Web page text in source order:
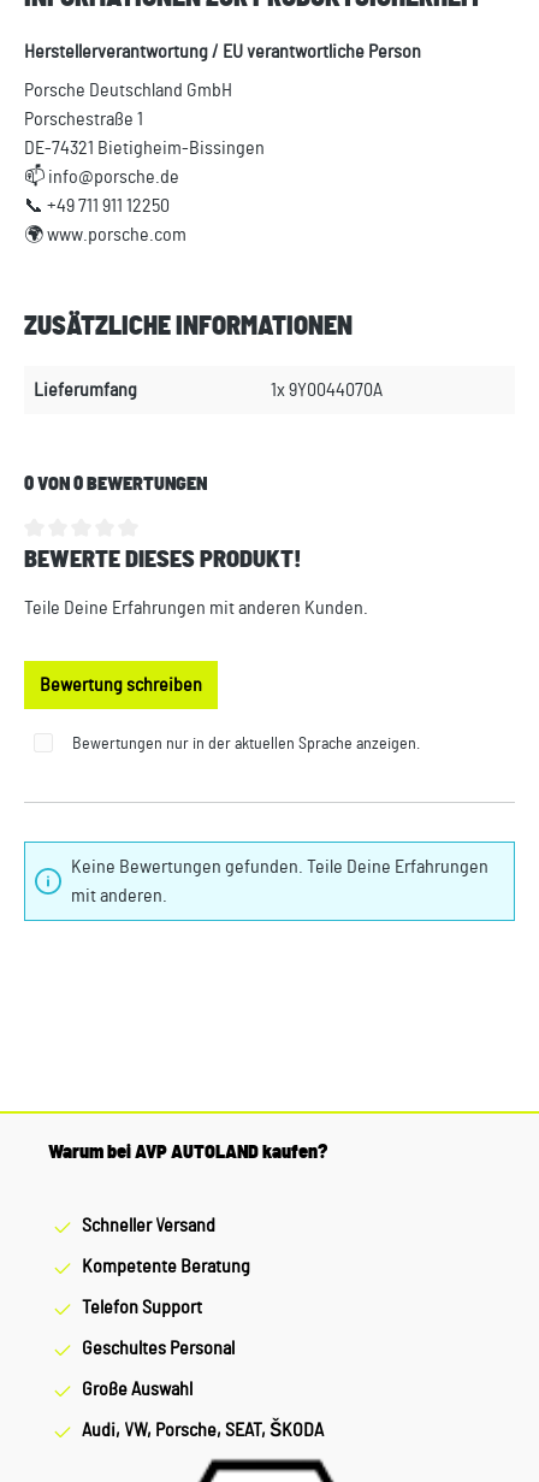
Herstellerverantwortung / EU verantwortliche Person
Porsche Deutschland GmbH
Porschestraße 1
DE-74321 Bietigheim-Bissingen
📫 info@porsche.de
📞 +49 711 911 12250
🌍 www.porsche.com
ZUSÄTZLICHE INFORMATIONEN
Lieferumfang 1x 9Y0044070A
0 VON 0 BEWERTUNGEN
Durchschnittliche Bewertung von 0 von 5 Sternen
BEWERTE DIESES PRODUKT!
Teile Deine Erfahrungen mit anderen Kunden.
Bewertung schreiben
Bewertungen nur in der aktuellen Sprache anzeigen.
Keine Bewertungen gefunden. Teile Deine Erfahrungen
mit anderen.
Warum bei AVP AUTOLAND kaufen?
Schneller Versand
Kompetente Beratung
Telefon Support
Geschultes Personal
Große Auswahl
Audi, VW, Porsche, SEAT, ŠKODA